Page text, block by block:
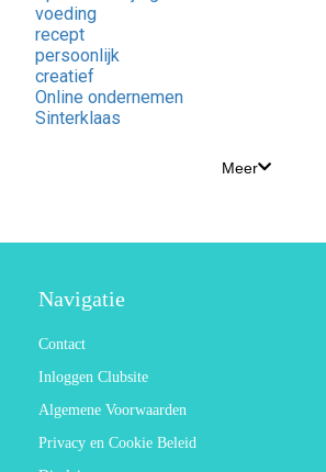
voeding
recept
persoonlijk
creatief
Online ondernemen
Sinterklaas
Meer
Navigatie
Contact
Inloggen Clubsite
Algemene Voorwaarden
Privacy en Cookie Beleid